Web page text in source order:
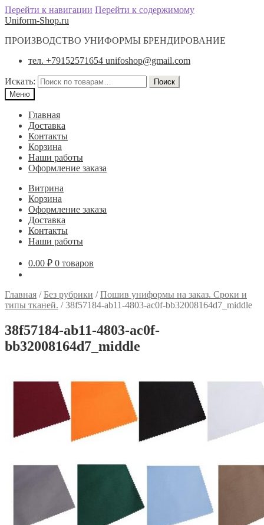
Перейти к навигации Перейти к содержимому
Uniform-Shop.ru
ПРОИЗВОДСТВО УНИФОРМЫ БРЕНДИРОВАНИЕ
тел. +79152571654 unifoshop@gmail.com
Искать:
Поиск
Меню
Главная
Доставка
Контакты
Корзина
Наши работы
Оформление заказа
Витрина
Корзина
Оформление заказа
Доставка
Контакты
Наши работы
0.00 ₽ 0 товаров
Главная /Без рубрики /Пошив униформы на заказ. Сроки и
типы тканей. /38f57184-ab11-4803-ac0f-bb32008164d7_middle
38f57184-ab11-4803-ac0f-
bb32008164d7_middle